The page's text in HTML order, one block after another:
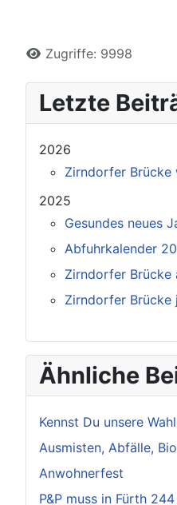
Zugriffe: 9998
Letzte
2026
Zirndorfer Brücke
2025
Gesundes neues
Abfuhrkalender
Zirndorfer Brücke
Zirndorfer
Ähnliche
Kennst Du unsere
Ausmisten, Abfälle,
Anwohnerfest
P&P muss in Fürth